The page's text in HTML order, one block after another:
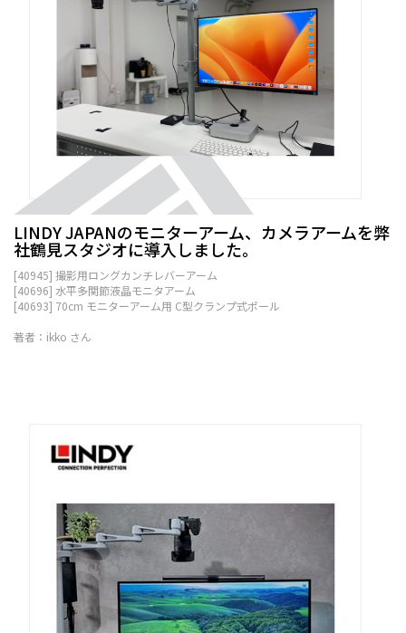
LINDY JAPANのモニターアーム、カメラアームを弊
社鶴見スタジオに導入しました。
[40945] 撮影用ロングカンチレバーアーム
[40696] 水平多関節液晶モニタアーム
[40693] 70cm モニターアーム用 C型クランプ式ポール
著者：ikko さん